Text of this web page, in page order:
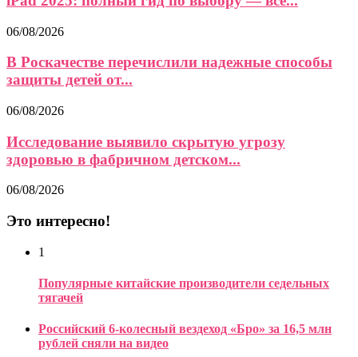
06/08/2026
В Роскачестве перечислили надежные способы
защиты детей от...
06/08/2026
Исследование выявило скрытую угрозу
здоровью в фабричном детском...
06/08/2026
Это интересно!
1
Популярные китайские производители седельных
тягачей
Российский 6-колесный вездеход «Бро» за 16,5 млн
рублей сняли на видео